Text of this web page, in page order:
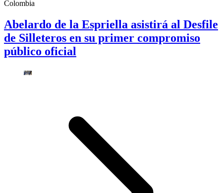
Colombia
Abelardo de la Espriella asistirá al Desfile
de Silleteros en su primer compromiso
público oficial